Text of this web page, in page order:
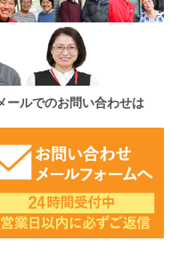
ールでのお問い合わせは